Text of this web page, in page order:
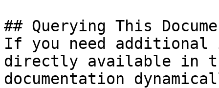
## Querying This
If you need
directly available in
documentation